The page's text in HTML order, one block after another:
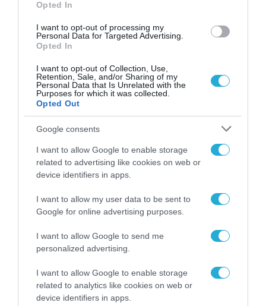
Opted In
I want to opt-out of processing my
Personal Data for Targeted Advertising.
Opted In
I want to opt-out of Collection, Use,
Retention, Sale, and/or Sharing of my
Personal Data that Is Unrelated with the
Purposes for which it was collected.
Opted Out
Google consents
I want to allow Google to enable storage
related to advertising like cookies on web or
device identifiers in apps.
I want to allow my user data to be sent to
Google for online advertising purposes.
I want to allow Google to send me
personalized advertising.
I want to allow Google to enable storage
related to analytics like cookies on web or
device identifiers in apps.
Τραμπ: Νέο πλαίσιο εποπτείας
για την AI – Στο μικροσκόπιο τα
ισχυρά μοντέλα τεχνητής
νοημοσύνης
21.05.2026